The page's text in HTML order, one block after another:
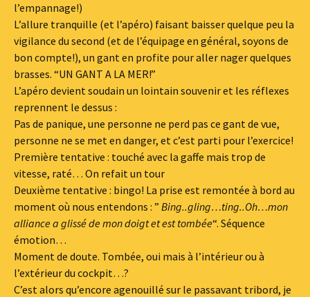
l’empannage!)
L’allure tranquille (et l’apéro) faisant baisser quelque peu la
vigilance du second (et de l’équipage en général, soyons de
bon compte!), un gant en profite pour aller nager quelques
brasses. “UN GANT A LA MER!”
L’apéro devient soudain un lointain souvenir et les réflexes
reprennent le dessus :
Pas de panique, une personne ne perd pas ce gant de vue,
personne ne se met en danger, et c’est parti pour l’exercice!
Première tentative : touché avec la gaffe mais trop de
vitesse, raté… On refait un tour
Deuxième tentative : bingo! La prise est remontée à bord au
moment où nous entendons : ” Bing..gling…ting..Oh…mon
alliance a glissé de mon doigt et est tombée“. Séquence
émotion…
Moment de doute. Tombée, oui mais à l’intérieur ou à
l’extérieur du cockpit…?
C’est alors qu’encore agenouillé sur le passavant tribord, je